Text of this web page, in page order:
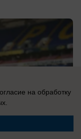
на обработку